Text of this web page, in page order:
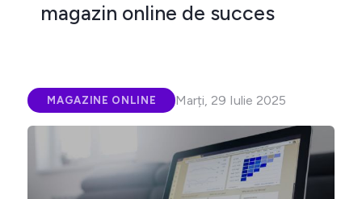
magazin online de succes
MAGAZINE ONLINE Marți, 29 Iulie 2025